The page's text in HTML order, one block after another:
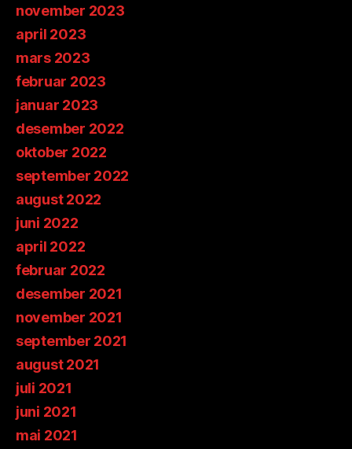
november 2023
april 2023
mars 2023
februar 2023
januar 2023
desember 2022
oktober 2022
september 2022
august 2022
juni 2022
april 2022
februar 2022
desember 2021
november 2021
september 2021
august 2021
juli 2021
juni 2021
mai 2021